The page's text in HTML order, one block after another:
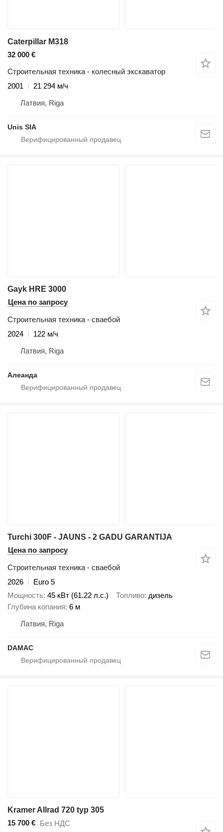
Caterpillar M318
32 000 €
Строительная техника - колесный экскаватор
2001
21 294 м/ч
Латвия, Riga
Unis SIA
Gayk HRE 3000
Цена по запросу
Строительная техника - сваебой
2024
122 м/ч
Латвия, Riga
Алеанда
Turchi 300F - JAUNS - 2 GADU GARANTIJA
Цена по запросу
Строительная техника - сваебой
2026
Euro 5
Мощность 45 кВт (61.22 л.с.) Топливо дизель
Глубина копания 6 м
Латвия, Riga
DAMAC
Kramer Allrad 720 typ 305
15 700 € Без НДС